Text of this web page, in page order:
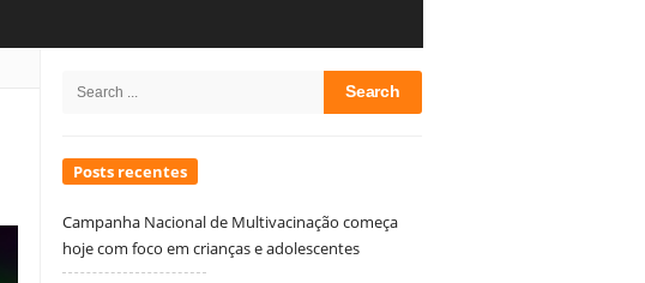
Sidebar
Search
Posts recentes
Campanha Nacional de Multivacinação começa
hoje com foco em crianças e adolescentes